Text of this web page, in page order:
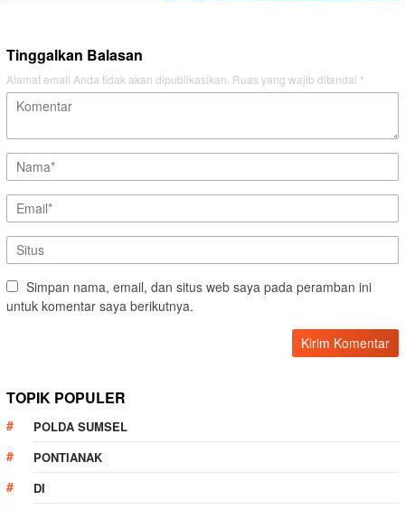
Tinggalkan Balasan
Alamat email Anda tidak akan dipublikasikan. Ruas yang wajib ditandai *
Simpan nama, email, dan situs web saya pada peramban ini
untuk komentar saya berikutnya.
TOPIK POPULER
POLDA SUMSEL
PONTIANAK
DI